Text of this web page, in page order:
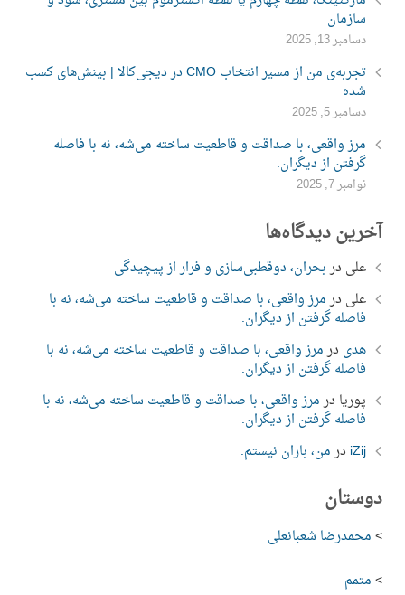
سازمان
دسامبر 13, 2025
تجربه‌ی من از مسیر انتخاب CMO در دیجی‌کالا | بینش‌های کسب
شده
دسامبر 5, 2025
مرز واقعی، با صداقت و قاطعیت ساخته می‌شه، نه با فاصله
گرفتن از دیگران.
نوامبر 7, 2025
آخرین دیدگاه‌ها
علی دربحران، دوقطبی‌سازی و فرار از پیچیدگی
علی درمرز واقعی، با صداقت و قاطعیت ساخته می‌شه، نه با
فاصله گرفتن از دیگران.
هدی درمرز واقعی، با صداقت و قاطعیت ساخته می‌شه، نه با
فاصله گرفتن از دیگران.
پوریا درمرز واقعی، با صداقت و قاطعیت ساخته می‌شه، نه با
فاصله گرفتن از دیگران.
iZij درمن، باران نیستم.
دوستان
>محمدرضا شعبانعلی
>متمم